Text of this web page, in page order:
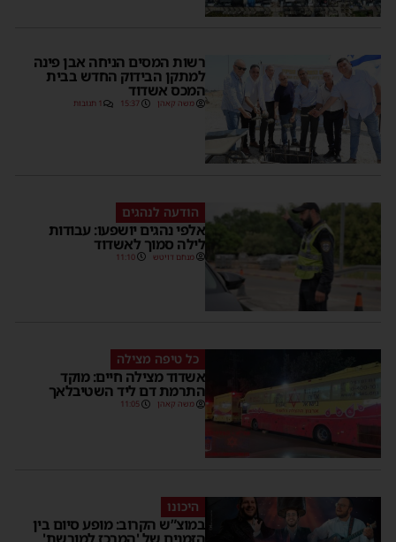
רשות המסים הניחה אבן פינה
למתקן הבידוק החדש בבית
המכס אשדוד
משה קאהן 15:37 1 תגובות
הודעה לנהגים
אלפי נהגים יושפעו: עבודות
לילה סמוך לאשדוד
מנחם דויטש 11:10
כל טיפה מצילה
אשדוד מצילה חיים: מוקד
התרמת דם ליד השטיבלאך
משה קאהן 11:05
היכונו
במוצ”ש הקרוב: מופע סיום בין